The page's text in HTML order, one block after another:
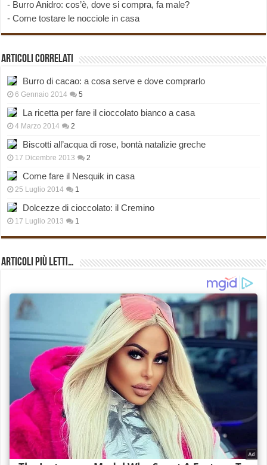
- Burro Anidro: cos’è, dove si compra, fa male?
-Come tostare le nocciole in casa
Articoli correlati
Burro di cacao: a cosa serve e dove comprarlo
6 Gennaio 2014 5
La ricetta per fare il cioccolato bianco a casa
4 Marzo 2014 2
Biscotti all’acqua di rose, bontà natalizie greche
17 Dicembre 2013 2
Come fare il Nesquik in casa
25 Luglio 2014 1
Dolcezze di cioccolato: il Cremino
17 Luglio 2013 1
Articoli più Letti…